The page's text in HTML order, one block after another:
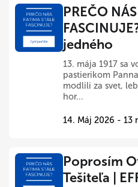
PREČO
jedného
13. mája 1917 sa
pastierikom
modlili za svet,
hor...
14. Máj 2026 - 13
Poprosím
Tešiteľa |